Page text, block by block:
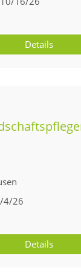
Details
26
Details